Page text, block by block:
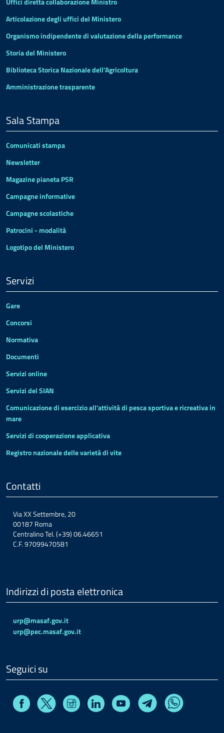
Articolazione degli uffici del Ministero
Organismo indipendente di valutazione della performance
Storia del Ministero
Biblioteca Storica Nazionale dell'Agricoltura
Amministrazione trasparente
Sala Stampa
Comunicati stampa
Newsletter
Magazine pianeta PSR
Campagne informative
Campagne scolastiche
Patrocini - modalità
Logotipo del Ministero
Servizi
Gare
Concorsi
Normativa
Documenti
Servizi online
Servizi del SIAN
Comunicazione di esercizio all'attività di pesca sportiva e ricreativa in
mare
Servizi di cooperazione applicativa
Registro nazionale delle varietà di vite
Contatti
Via XX Settembre, 20
00187 Roma
Centralino Tel. (+39) 06.46651
C.F. 97099470581
Indirizzi di posta elettronica
urp@masaf.gov.it
urp@pec.masaf.gov.it
Seguici su
FacebookX Instagram Linkedin Youtube TelegramWhatsapp